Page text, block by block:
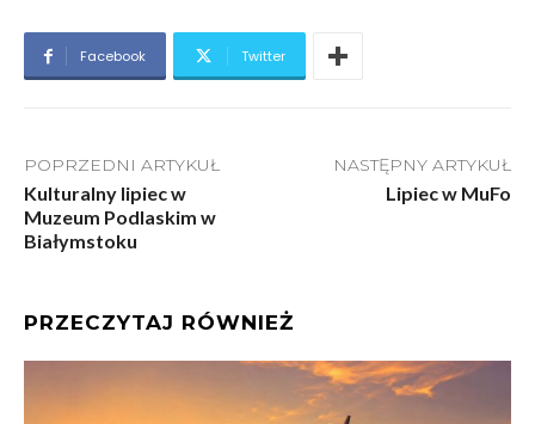
Facebook Twitter
POPRZEDNI ARTYKUŁ
Kulturalny lipiec w
Muzeum Podlaskim w
Białymstoku
NASTĘPNY ARTYKUŁ
Lipiec w MuFo
PRZECZYTAJ RÓWNIEŻ